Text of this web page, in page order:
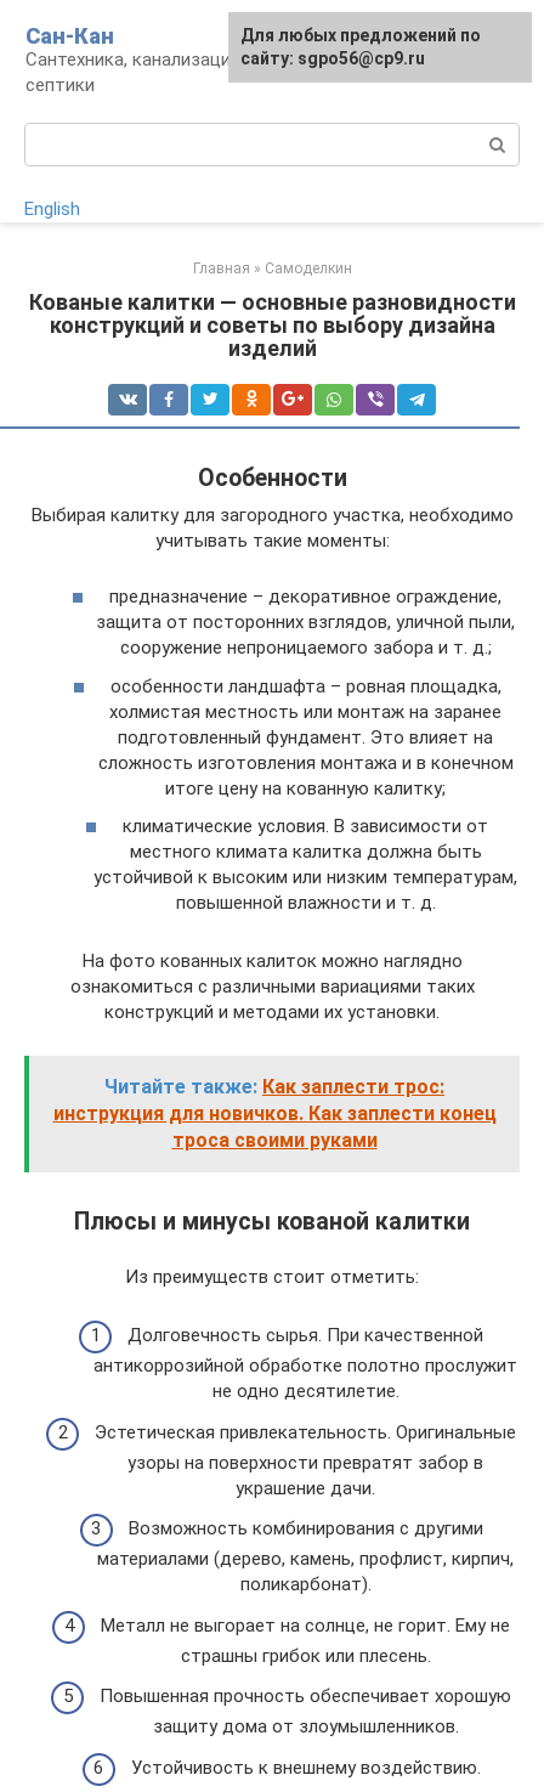
контенту
Сан-Кан
Сантехника, канализация, водопровод,
септики
English
Главная » Самоделкин
Кованые калитки — основные разновидности
конструкций и советы по выбору дизайна
изделий
Особенности
Выбирая калитку для загородного участка, необходимо
учитывать такие моменты:
предназначение – декоративное ограждение,
защита от посторонних взглядов, уличной пыли,
сооружение непроницаемого забора и т. д.;
особенности ландшафта – ровная площадка,
холмистая местность или монтаж на заранее
подготовленный фундамент. Это влияет на
сложность изготовления монтажа и в конечном
итоге цену на кованную калитку;
климатические условия. В зависимости от
местного климата калитка должна быть
устойчивой к высоким или низким температурам,
повышенной влажности и т. д.
На фото кованных калиток можно наглядно
ознакомиться с различными вариациями таких
конструкций и методами их установки.
Читайте также: Как заплести трос:
инструкция для новичков. Как заплести конец
троса своими руками
Плюсы и минусы кованой калитки
Из преимуществ стоит отметить:
Долговечность сырья. При качественной
антикоррозийной обработке полотно прослужит
не одно десятилетие.
Эстетическая привлекательность. Оригинальные
узоры на поверхности превратят забор в
украшение дачи.
Возможность комбинирования с другими
материалами (дерево, камень, профлист, кирпич,
поликарбонат).
Металл не выгорает на солнце, не горит. Ему не
страшны грибок или плесень.
Повышенная прочность обеспечивает хорошую
защиту дома от злоумышленников.
Устойчивость к внешнему воздействию.
Для любых предложений по
сайту: sgpo56@cp9.ru